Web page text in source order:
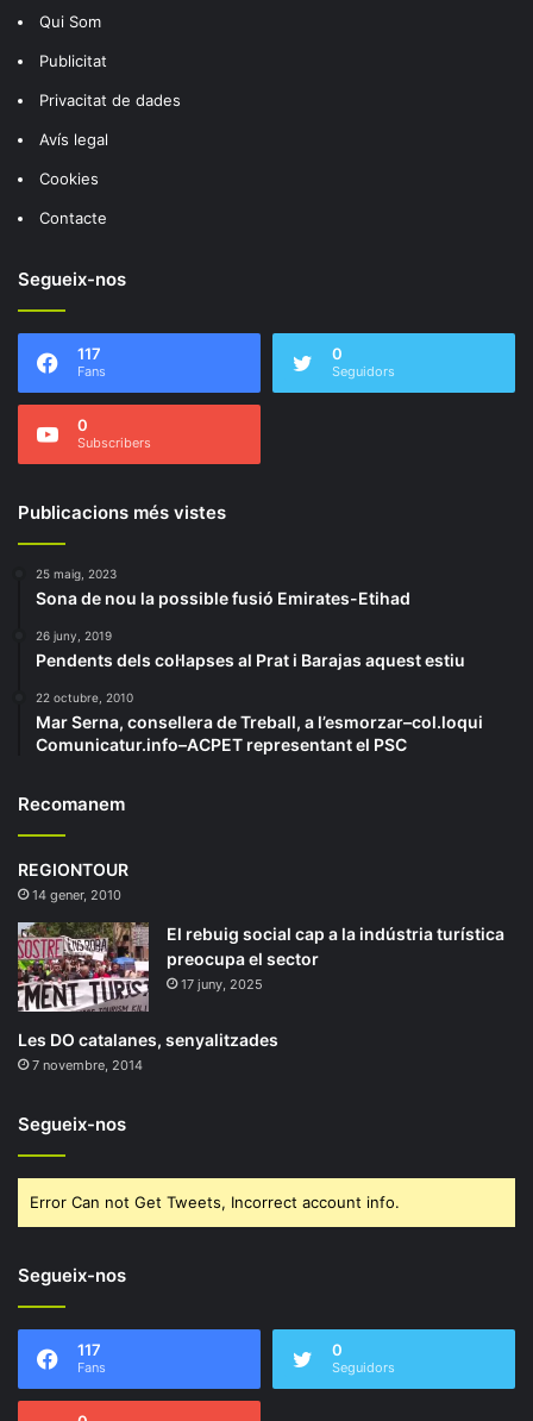
Qui Som
Publicitat
Privacitat de dades
Avís legal
Cookies
Contacte
Segueix-nos
117
Fans
0
Seguidors
0
Subscribers
Publicacions més vistes
25 maig, 2023
Sona de nou la possible fusió Emirates-Etihad
26 juny, 2019
Pendents dels col·lapses al Prat i Barajas aquest estiu
22 octubre, 2010
Mar Serna, consellera de Treball, a l’esmorzar–col.loqui
Comunicatur.info–ACPET representant el PSC
Recomanem
REGIONTOUR
14 gener, 2010
El rebuig social cap a la indústria turística
preocupa el sector
17 juny, 2025
Les DO catalanes, senyalitzades
7 novembre, 2014
Segueix-nos
Error Can not Get Tweets, Incorrect account info.
Segueix-nos
117
Fans
0
Seguidors